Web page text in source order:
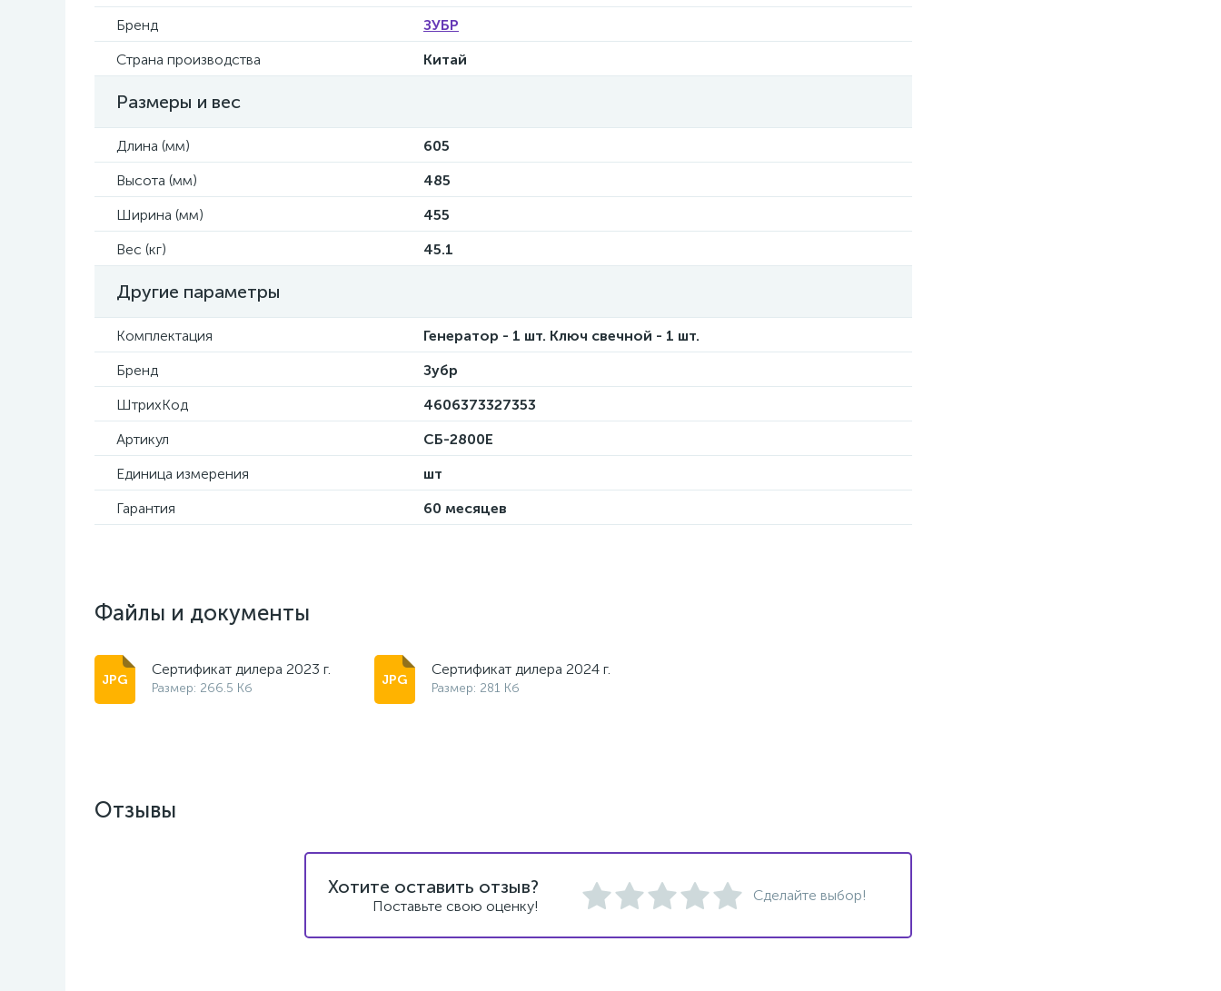
Бренд
ЗУБР
Страна производства
Китай
Размеры и вес
Длина (мм)
605
Высота (мм)
485
Ширина (мм)
455
Вес (кг)
45.1
Другие параметры
Комплектация
Генератор - 1 шт. Ключ свечной - 1 шт.
Бренд
Зубр
ШтрихКод
4606373327353
Артикул
СБ-2800Е
Единица измерения
шт
Гарантия
60 месяцев
Файлы и документы
Сертификат дилера 2023 г.
Размер: 266.5 Кб
Сертификат дилера 2024 г.
Размер: 281 Кб
Отзывы
Хотите оставить отзыв?
Поставьте свою оценку!
Сделайте выбор!